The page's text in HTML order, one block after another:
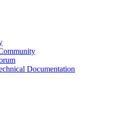
Documentation